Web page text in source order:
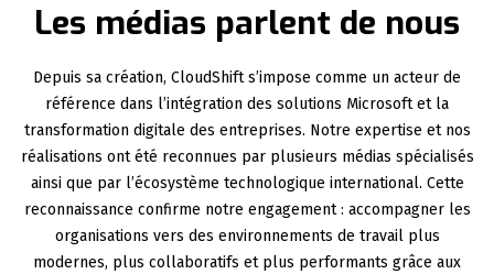
Les médias parlent de nous
Depuis sa création, CloudShift s’impose comme un acteur de
référence dans l’intégration des solutions Microsoft et la
transformation digitale des entreprises. Notre expertise et nos
réalisations ont été reconnues par plusieurs médias spécialisés
ainsi que par l’écosystème technologique international. Cette
reconnaissance confirme notre engagement : accompagner les
organisations vers des environnements de travail plus
modernes, plus collaboratifs et plus performants grâce aux